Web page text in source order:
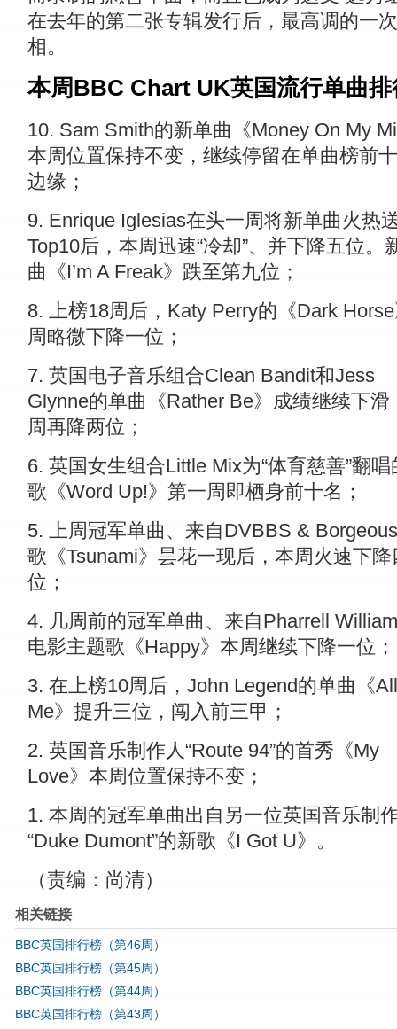
在去年的第二张专辑发行后，最高调的一
相。
本周BBC Chart UK英国流行单曲
10. Sam Smith的新单曲《Money On My
本周位置保持不变，继续停留在单曲榜前
边缘；
9. Enrique Iglesias在头一周将新单曲火热
Top10后，本周迅速“冷却”、并下降五位。
曲《I’m A Freak》跌至第九位；
8. 上榜18周后，Katy Perry的《Dark
周略微下降一位；
7. 英国电子音乐组合Clean Bandit和Jess
Glynne的单曲《Rather Be》成绩继续下滑
周再降两位；
6. 英国女生组合Little Mix为“体育慈善”翻唱
歌《Word Up!》第一周即栖身前十名；
5. 上周冠军单曲、来自DVBBS &
歌《Tsunami》昙花一现后，本周火速下降
位；
4. 几周前的冠军单曲、来自Pharrell
电影主题歌《Happy》本周继续下降一位；
3. 在上榜10周后，John Legend的单曲《
Me》提升三位，闯入前三甲；
2. 英国音乐制作人“Route 94”的首秀《My
Love》本周位置保持不变；
1. 本周的冠军单曲出自另一位英国音乐制
“Duke Dumont”的新歌《I Got U》。
（责编：尚清）
相关链接
BBC英国排行榜（第46周）
BBC英国排行榜（第45周）
BBC英国排行榜（第44周）
BBC英国排行榜（第43周）